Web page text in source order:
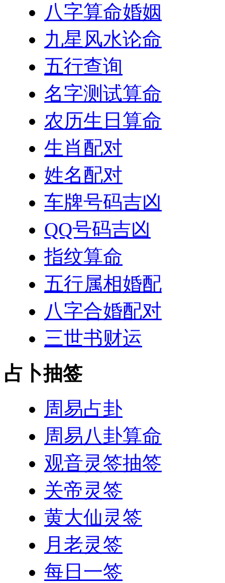
八字算命婚姻
九星风水论命
五行查询
名字测试算命
农历生日算命
生肖配对
姓名配对
车牌号码吉凶
QQ号码吉凶
指纹算命
五行属相婚配
八字合婚配对
三世书财运
占卜抽签
周易占卦
周易八卦算命
观音灵签抽签
关帝灵签
黄大仙灵签
月老灵签
每日一签